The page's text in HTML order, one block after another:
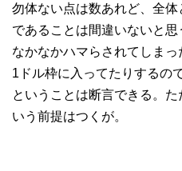
勿体ない点は数あれど、全
であることは間違いないと
なかなかハマらされてしま
1ドル枠に入ってたりするの
ということは断言できる。
いう前提はつくが。